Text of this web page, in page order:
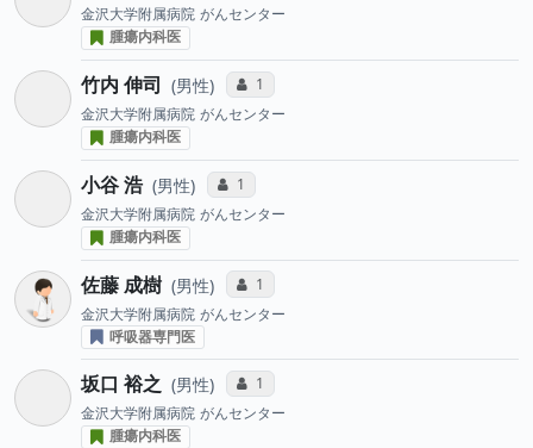
金沢大学附属病院 がんセンター
腫瘍内科医
竹内 伸司 男性 コミュニケーション・タイプ投票数
1
金沢大学附属病院 がんセンター
腫瘍内科医
小谷 浩 男性 コミュニケーション・タイプ投票数
1
金沢大学附属病院 がんセンター
腫瘍内科医
佐藤 成樹 男性 コミュニケーション・タイプ投票数
1
金沢大学附属病院 がんセンター
呼吸器専門医
坂口 裕之 男性 コミュニケーション・タイプ投票数
1
金沢大学附属病院 がんセンター
腫瘍内科医